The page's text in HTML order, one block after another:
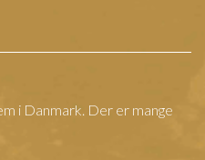
i Danmark. Der er mange